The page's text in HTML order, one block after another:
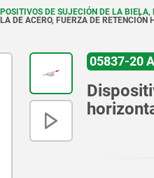
DE SUJECIÓN DE LA
DE ACERO, FUERZA DE
05837-20 A